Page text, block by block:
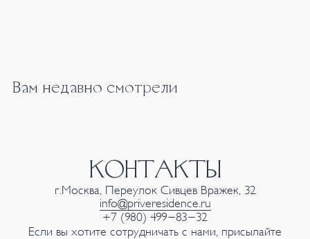
Вам недавно смотрели
КОНТАКТЫ
г.Москва, Переулок Сивцев Вражек, 32
info@priveresidence.ru
+7 (980) 499-83-32
Если вы хотите сотрудничать с нами, присылайте